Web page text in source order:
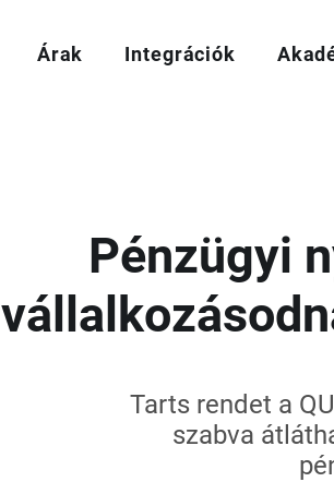
Árak Integrációk
Pénzügyi
Tarts rendet a
szabva